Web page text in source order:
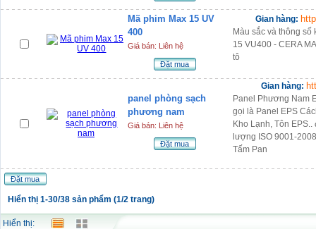
Mã phim Max 15 UV
400
Giá bán: Liên hệ
Đặt mua
Gian hàng:
Màu sắc và thông số
15 VU400 - CERA
tô
panel phòng sạch
phương nam
Giá bán: Liên hệ
Đặt mua
Gian hàng:
Panel Phương Nam
gọi là Panel EPS
Kho Lạnh, Tôn
lượng ISO 9001-
Tấm Pan
Đặt mua
Hiển thị 1-30/38 sản phẩm (1/2 trang)
Hiển thị: